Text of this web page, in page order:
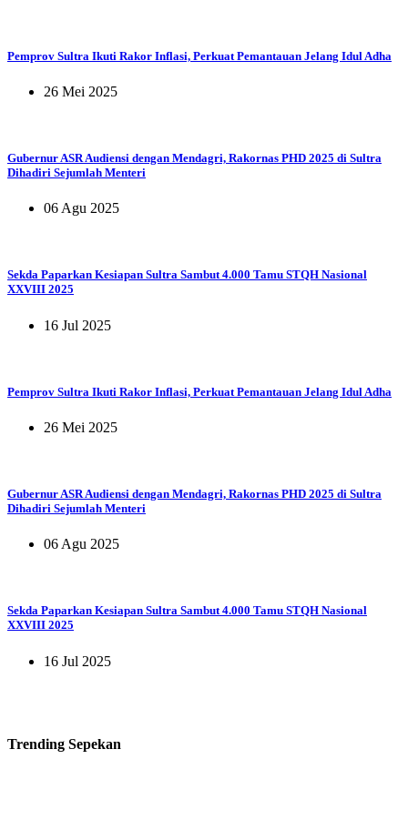
Pemprov Sultra Ikuti Rakor Inflasi, Perkuat Pemantauan Jelang Idul Adha
26 Mei 2025
Gubernur ASR Audiensi dengan Mendagri, Rakornas PHD 2025 di Sultra
Dihadiri Sejumlah Menteri
06 Agu 2025
Sekda Paparkan Kesiapan Sultra Sambut 4.000 Tamu STQH Nasional
XXVIII 2025
16 Jul 2025
Pemprov Sultra Ikuti Rakor Inflasi, Perkuat Pemantauan Jelang Idul Adha
26 Mei 2025
Gubernur ASR Audiensi dengan Mendagri, Rakornas PHD 2025 di Sultra
Dihadiri Sejumlah Menteri
06 Agu 2025
Sekda Paparkan Kesiapan Sultra Sambut 4.000 Tamu STQH Nasional
XXVIII 2025
16 Jul 2025
Trending Sepekan